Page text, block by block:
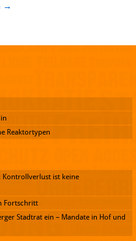
→
Reaktortypen
Kontrollverlust ist keine
Fortschritt
Stadtrat ein – Mandate in Hof und